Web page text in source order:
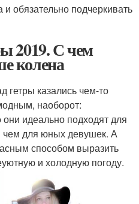
обязательно подчеркивать
2019. С чем
колена
гетры казались чем-то
наоборот:
они идеально подходят для
чем для юных девушек. А
способом выразить
и холодную погоду.